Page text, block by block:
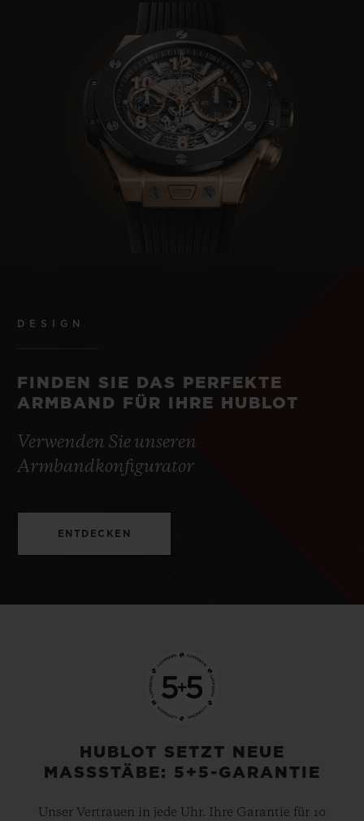
DESIGN
FINDEN SIE DAS PERFEKTE
ARMBAND FÜR IHRE HUBLOT
Verwenden Sie unseren
Armbandkonfigurator
ENTDECKEN
HUBLOT SETZT NEUE
MASSSTÄBE: 5+5-GARANTIE
Unser Vertrauen in jede Uhr. Ihre Garantie für 10